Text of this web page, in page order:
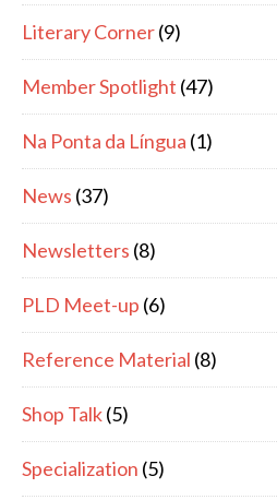
Literary Corner(9)
Member Spotlight (47)
Na Ponta da Língua (1)
News (37)
Newsletters (8)
PLD Meet-up (6)
Reference Material (8)
Shop Talk(5)
Specialization (5)